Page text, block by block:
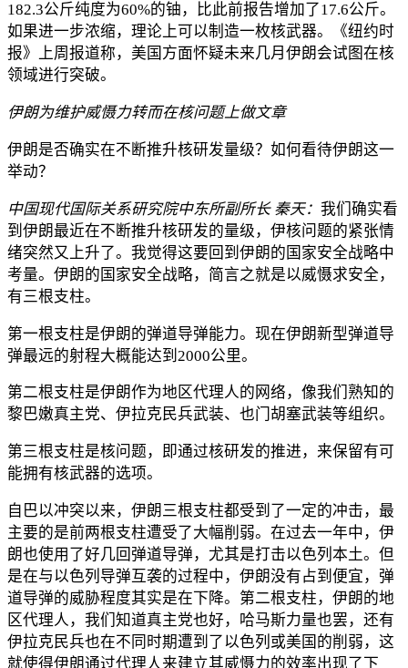
182.3公斤纯度为60%的铀，比此前报告增加了17.6公斤。
如果进一步浓缩，理论上可以制造一枚核武器。《纽约时
报》上周报道称，美国方面怀疑未来几月伊朗会试图在核
领域进行突破。
伊朗为维护威慑力转而在核问题上做文章
伊朗是否确实在不断推升核研发量级？如何看待伊朗这一
举动？
中国现代国际关系研究院中东所副所长 秦天： 我们确实看
到伊朗最近在不断推升核研发的量级，伊核问题的紧张情
绪突然又上升了。我觉得这要回到伊朗的国家安全战略中
考量。伊朗的国家安全战略，简言之就是以威慑求安全，
有三根支柱。
第一根支柱是伊朗的弹道导弹能力。现在伊朗新型弹道导
弹最远的射程大概能达到2000公里。
第二根支柱是伊朗作为地区代理人的网络，像我们熟知的
黎巴嫩真主党、伊拉克民兵武装、也门胡塞武装等组织。
第三根支柱是核问题，即通过核研发的推进，来保留有可
能拥有核武器的选项。
自巴以冲突以来，伊朗三根支柱都受到了一定的冲击，最
主要的是前两根支柱遭受了大幅削弱。在过去一年中，伊
朗也使用了好几回弹道导弹，尤其是打击以色列本土。但
是在与以色列导弹互袭的过程中，伊朗没有占到便宜，弹
道导弹的威胁程度其实是在下降。第二根支柱，伊朗的地
区代理人，我们知道真主党也好，哈马斯力量也罢，还有
伊拉克民兵也在不同时期遭到了以色列或美国的削弱，这
就使得伊朗通过代理人来建立其威慑力的效率出现了下